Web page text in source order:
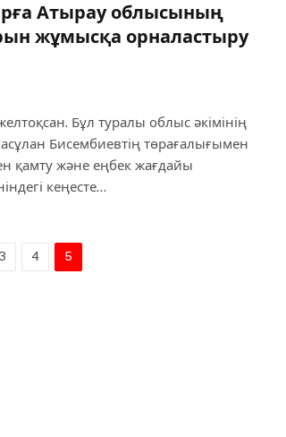
Атырау облысының
жұмысқа орналастыру
Бұл туралы облыс әкімінің
Бисембиевтің төрағалығымен
қамту және еңбек жағдайы
кеңесте…
4 5